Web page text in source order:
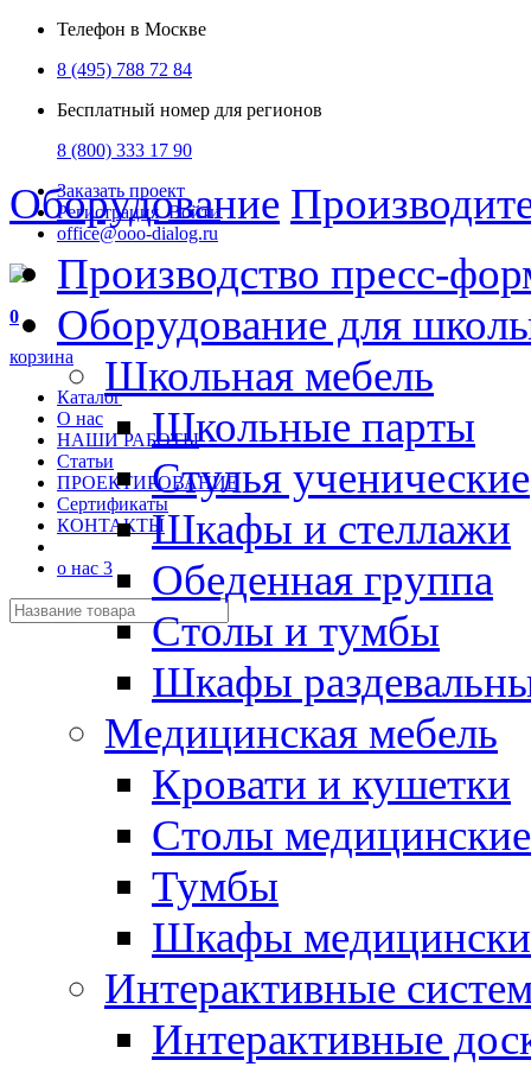
Телефон в Москве
8 (495) 788 72 84
Бесплатный номер для регионов
8 (800) 333 17 90
Заказать проект
Регистрация Войти
office@ooo-dialog.ru
0
корзина
Каталог
О нас
НАШИ РАБОТЫ
Статьи
ПРОЕКТИРОВАНИЕ
Сертификаты
КОНТАКТЫ
о нас 3
Оборудование
Производство пресс-
Оборудование для
Школьная мебель
Школьные парты
Стулья ученические
Шкафы и стеллажи
Обеденная группа
Столы и тумбы
Шкафы
Медицинская мебель
Кровати и кушетки
Столы медицинские
Тумбы
Шкафы
Интерактивные
Интерактивные